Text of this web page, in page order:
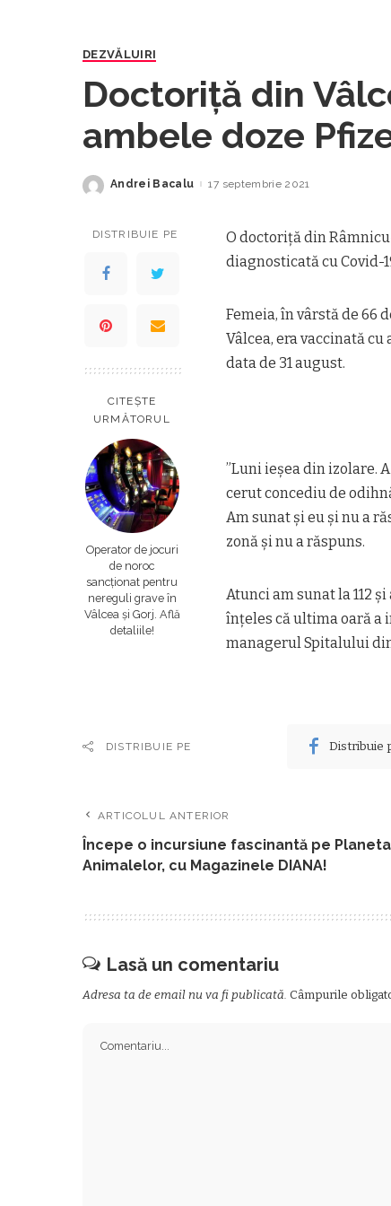
DEZVĂLUIRI
Doctoriţă din
ambele doze
casă
Posted
Andrei Bacalu 17 septembrie 2021
DISTRIBUIE PE
CITEȘTE
URMĂTORUL
Operator de jocuri
de noroc
sancționat pentru
nereguli grave în
Vâlcea și Gorj. Află
detaliile!
O doctoriţă din
diagnosticată cu Covid-
Femeia, în vârstă de 66
Vâlcea, era vaccinată
data de 31 august.
”Luni ieșea din izolare.
cerut concediu de
Am sunat şi eu şi nu a
zonă şi nu a răspuns.
Atunci am sunat la 112
înțeles că ultima oară a
managerul Spitalului
DISTRIBUIE PE Distribuie
ARTICOLUL ANTERIOR
Începe o incursiune fascinantă pe Planeta
Animalelor, cu Magazinele DIANA!
Lasă un comentariu
Adresa ta de email nu va fi publicată. Câmpurile